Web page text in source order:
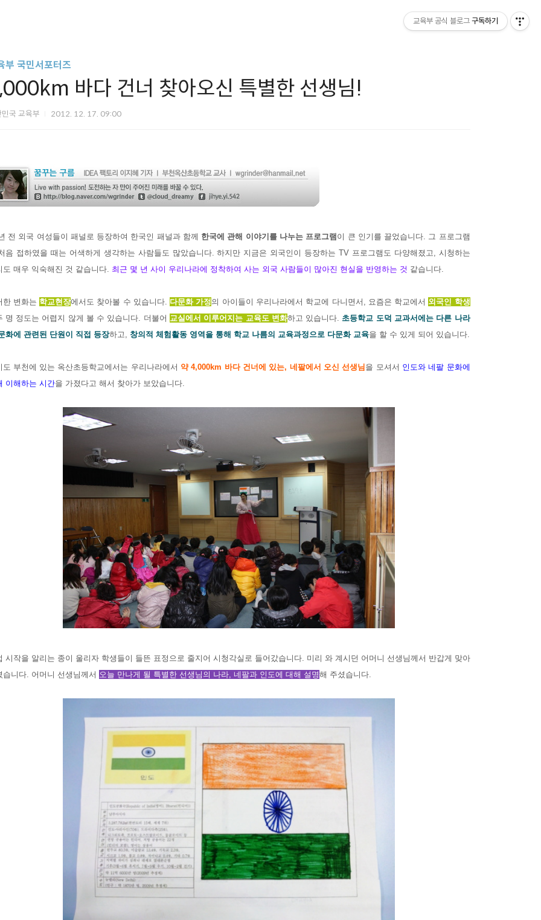
부 국민서포터즈
바다 건너 찾아오신 특별한 선생님!
국 교육부 2012. 12. 17. 09:00
전 외국 여성들이 패널로 등장하여 한국인 패널과 함께 한국에 관해 이야기를 나누는 프로그램 이 큰 인기를 끌었습니다. 그 프로그램
음 접하였을 때는 어색하게 생각하는 사람들도 많았습니다. 하지만 지금은 외국인이 등장하는 TV 프로그램도 다양해졌고, 시청하는
도 매우 익숙해진 것 같습니다. 최근 몇 년 사이 우리나라에 정착하여 사는 외국 사람들이 많아진 현실을 반영하는 것 같습니다.
한 변화는 학교현장에서도 찾아볼 수 있습니다. 다문화 가정의 아이들이 우리나라에서 학교에 다니면서, 요즘은 학교에서 외국인 학생
명 정도는 어렵지 않게 볼 수 있습니다. 더불어 교실에서 이루어지는 교육도 변화하고 있습니다. 초등학교 도덕 교과서에는 다른 나라
화에 관련된 단원이 직접 등장하고, 창의적 체험활동 영역을 통해 학교 나름의 교육과정으로 다문화 교육을 할 수 있게 되어 있습니다.
도 부천에 있는 옥산초등학교에서는 우리나라에서 약 4,000km 바다 건너에 있는, 네팔에서 오신 선생님 을 모셔서 인도와 네팔 문화에
이해하는 시간을 가졌다고 해서 찾아가 보았습니다.
시작을 알리는 종이 울리자 학생들이 들뜬 표정으로 줄지어 시청각실로 들어갔습니다. 미리 와 계시던 어머니 선생님께서 반갑게 맞아
습니다. 어머니 선생님께서 오늘 만나게 될 특별한 선생님의 나라, 네팔과 인도에 대해 설명해 주셨습니다.
교육부 공식 블로그 구독하기